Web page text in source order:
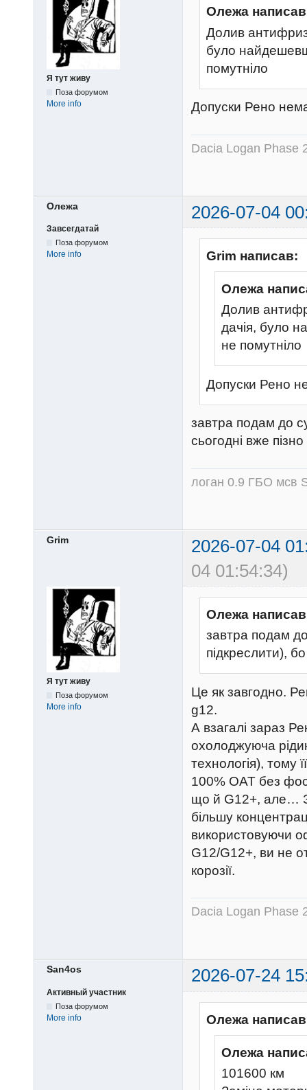
Я тут живу
Поза форумом
More info
Олежа
Долив
було
помутніло
Допуски Рено
Dacia Logan Phase
Олежа 2026-07-04
Завсегдатай
Поза форумом
More info Grim написав:
Олежа
Долив
дачія, було
не помутніло
Допуски Рено
завтра подам до
сьогодні вже пізно
логан 0.9 ГБО мсв
Grim
2026-07-04
04 01:54:34)
Я тут живу
Поза форумом
More info
Олежа
завтра подам
підкреслити),
Це як завгодно.
g12.
А взагалі зараз
охолоджуюча
технологія), тому
100% OAT без
що й G12+, але…
більшу
використовуючи
G12/G12+, ви не
корозії.
Dacia Logan Phase
San4os 2026-07-24
Активный участник
Поза форумом
More info Олежа
Олежа
101600 км